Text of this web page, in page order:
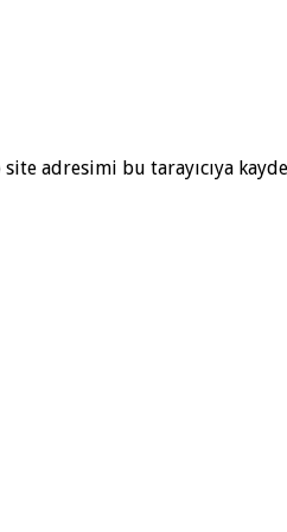
adresimi bu tarayıcıya